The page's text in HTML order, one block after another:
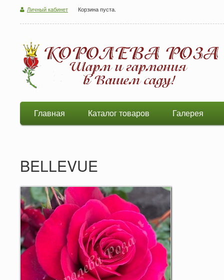
Личный кабинет Корзина пуста.
Главная Каталог товаров Галерея
BELLEVUE